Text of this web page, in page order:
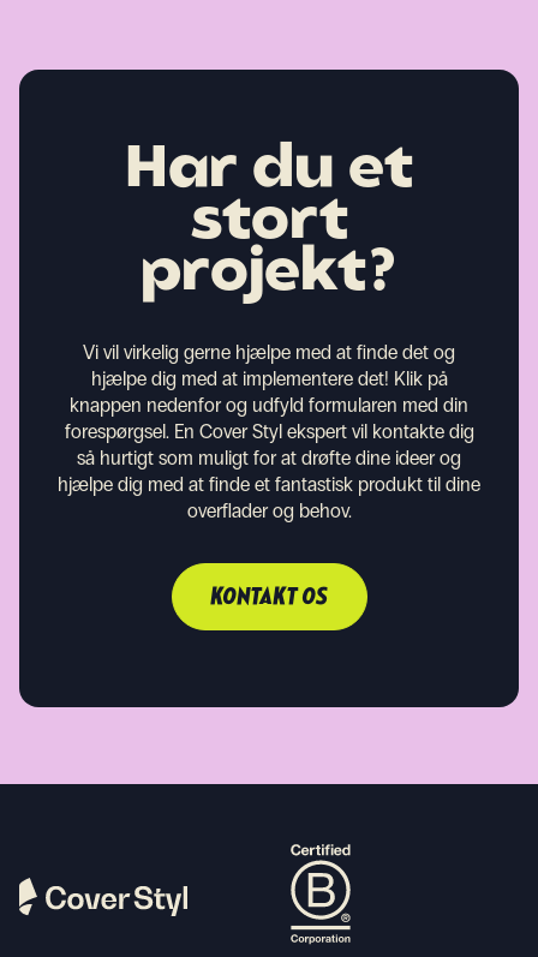
Har du et
stort
projekt?
Vi vil virkelig gerne hjælpe med at finde det og
hjælpe dig med at implementere det! Klik på
knappen nedenfor og udfyld formularen med din
forespørgsel. En Cover Styl ekspert vil kontakte dig
så hurtigt som muligt for at drøfte dine ideer og
hjælpe dig med at finde et fantastisk produkt til dine
overflader og behov.
KONTAKT OS